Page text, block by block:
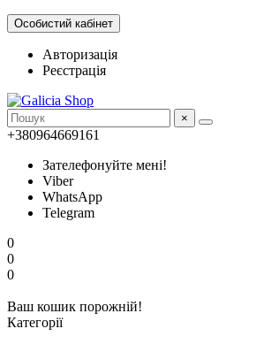
Особистий кабінет
Авторизація
Реєстрація
×
+380964669161
Зателефонуйте мені!
Viber
WhatsApp
Telegram
0
0
0
Ваш кошик порожній!
Категорії